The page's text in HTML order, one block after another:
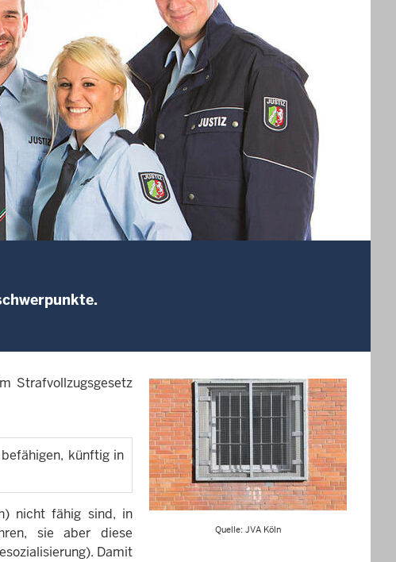
Quelle: JVA Köln
Strafvollzugsgesetz
künftig in
nicht fähig sind, in
sie aber diese
Damit